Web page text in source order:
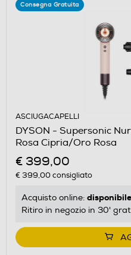
Consegna Gratuita
ASCIUGACAPELLI
DYSON - Supersonic
Rosa Cipria/Oro Rosa
€ 399,00
€ 399,00consigliato
Acquisto online: disponibile
Ritiro in negozio in 30'